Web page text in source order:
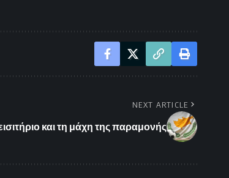
NEXT ARTICLE
και τη μάχη της παραμονής